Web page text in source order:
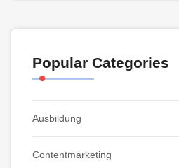
Popular Categories
Ausbildung
Contentmarketing